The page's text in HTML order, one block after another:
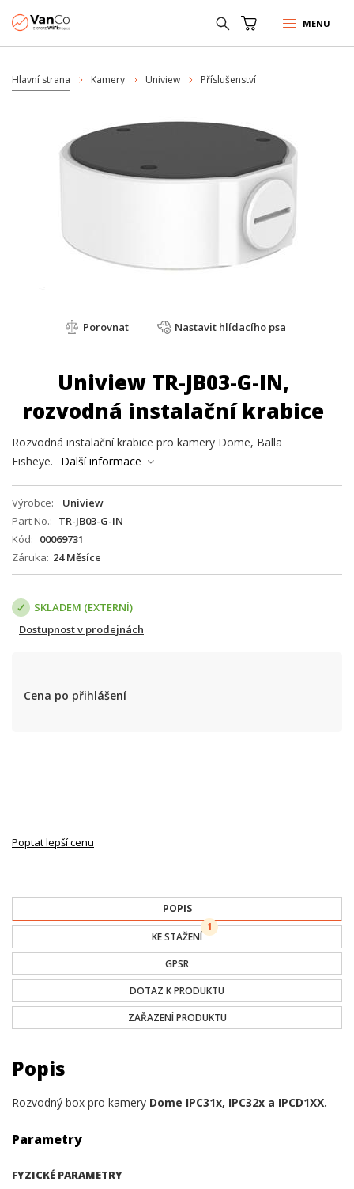
MENU
Hlavní strana Kamery Uniview Příslušenství
Porovnat Nastavit hlídacího psa
Uniview TR-JB03-G-IN,
rozvodná instalační krabice
Rozvodná instalační krabice pro kamery Dome, Balla
Fisheye.
Další informace
Výrobce
Uniview
Part No.
TR-JB03-G-IN
Kód
00069731
Záruka 24 Měsíce
SKLADEM (EXTERNÍ)
Dostupnost v prodejnách
Cena po přihlášení
Poptat lepší cenu
POPIS
KE STAŽENÍ
1
GPSR
DOTAZ K PRODUKTU
ZAŘAZENÍ PRODUKTU
Popis
Rozvodný box pro kamery Dome IPC31x, IPC32x a IPCD1XX.
Parametry
FYZICKÉ PARAMETRY